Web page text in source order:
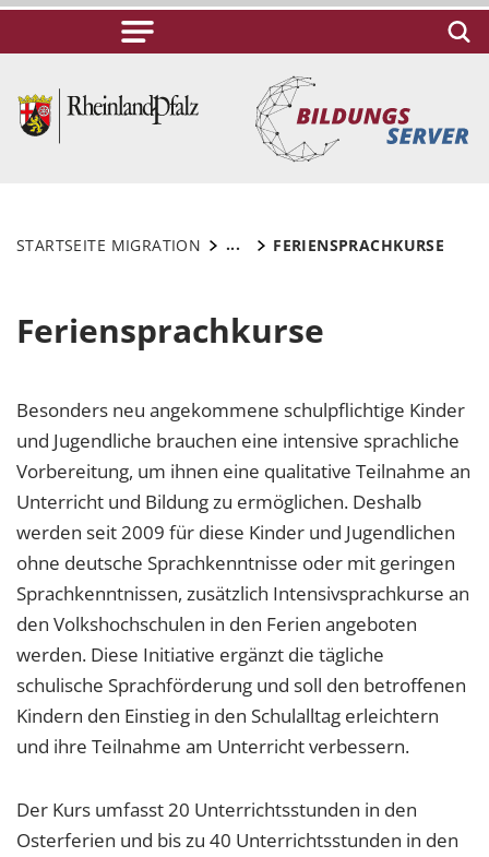
STARTSEITE MIGRATION ... FERIENSPRACHKURSE
Feriensprachkurse
Besonders neu angekommene schulpflichtige Kinder
und Jugendliche brauchen eine intensive sprachliche
Vorbereitung, um ihnen eine qualitative Teilnahme an
Unterricht und Bildung zu ermöglichen. Deshalb
werden seit 2009 für diese Kinder und Jugendlichen
ohne deutsche Sprachkenntnisse oder mit geringen
Sprachkenntnissen, zusätzlich Intensivsprachkurse an
den Volkshochschulen in den Ferien angeboten
werden. Diese Initiative ergänzt die tägliche
schulische Sprachförderung und soll den betroffenen
Kindern den Einstieg in den Schulalltag erleichtern
und ihre Teilnahme am Unterricht verbessern.
Der Kurs umfasst 20 Unterrichtsstunden in den
Osterferien und bis zu 40 Unterrichtsstunden in den